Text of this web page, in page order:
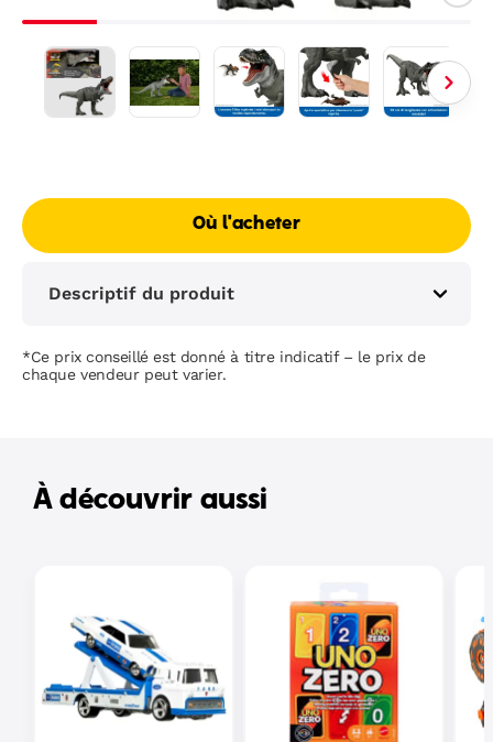
Où l'acheter
Descriptif du produit
*Ce prix conseillé est donné à titre indicatif – le prix de
chaque vendeur peut varier.
À découvrir aussi